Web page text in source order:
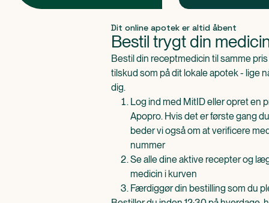
Dit online apotek er altid åbent
Bestil trygt din
Bestil din receptmedicin til samme
tilskud som på dit lokale apotek - lige
dig.
Log ind med MitID eller opret en
Apopro. Hvis det er første gang
beder vi også om at verificere
nummer
Se alle dine aktive recepter og
medicin i kurven
Færdiggør din bestilling som du